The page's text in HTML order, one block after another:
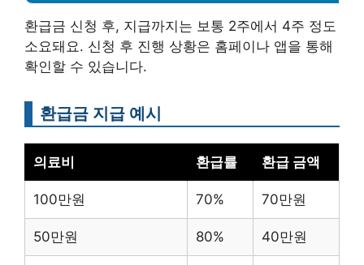
환급금 신청 후, 지급까지는 보통 2주에서 4주 정도
소요돼요. 신청 후 진행 상황은 홈페이나 앱을 통해
확인할 수 있습니다.
환급금 지급 예시
의료비 환급률 환급 금액
100만원 70% 70만원
50만원 80% 40만원